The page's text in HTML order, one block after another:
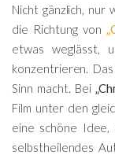
Nicht gänzlich, nur
die Richtung von
etwas weglässt,
konzentrieren.
Sinn macht. Bei
Film unter den
eine schöne
selbstheilendes